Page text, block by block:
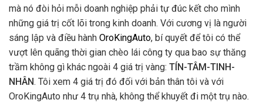
mà nó đòi hỏi mỗi doanh nghiệp phải tự đúc kết cho mình
những giá trị cốt lõi trong kinh doanh. Với cương vị là người
sáng lập và điều hành OroKingAuto, bí quyết để tôi có thể
vượt lên quãng thời gian chèo lái công ty qua bao sự thăng
trầm không gì khác ngoài 4 giá trị vàng: TÍN-TÂM-TINH-
NHÂN. Tôi xem 4 giá trị đó đối với bản thân tôi và với
OroKingAuto như 4 trụ nhà, không thể khuyết đi một trụ nào.